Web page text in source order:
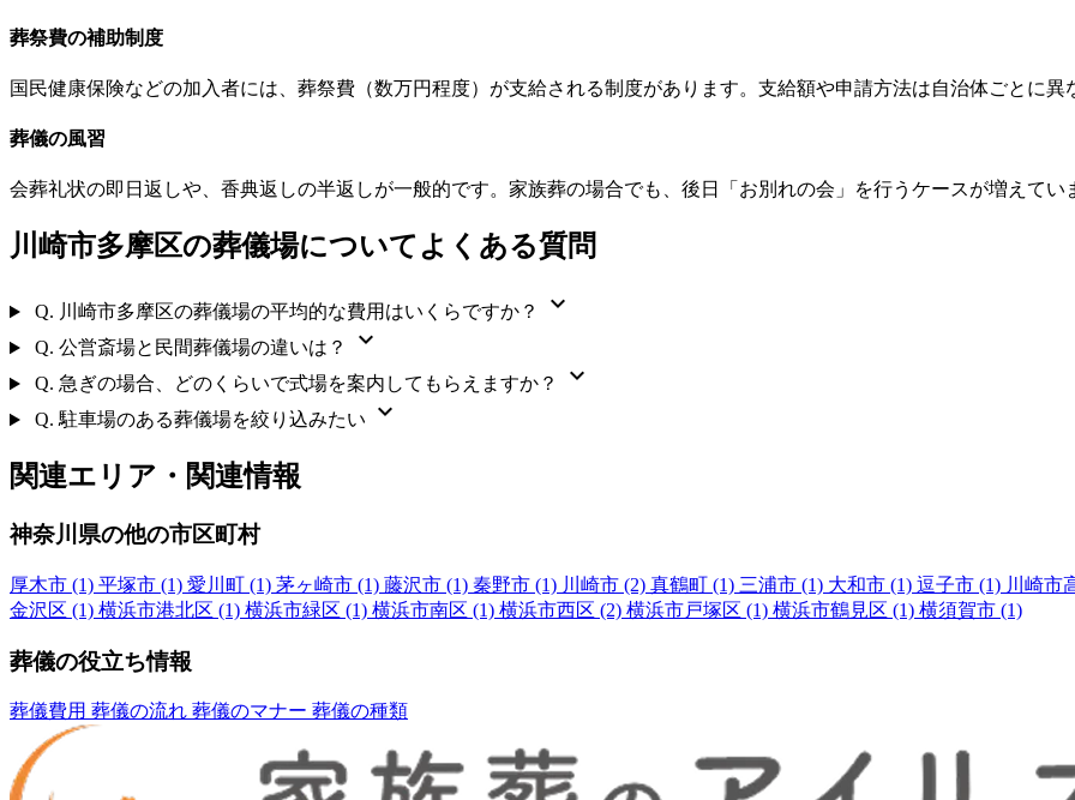
葬祭費の補助制度
国民健康保険などの加入者には、葬祭費（数万円程度）が支給される制度があります。支給額や申請方法は自治体ごとに
葬儀の風習
会葬礼状の即日返しや、香典返しの半返しが一般的です。家族葬の場合でも、後日「お別れの会」を行うケースが増えてい
川崎市多摩区の葬儀場についてよくある質問
Q. 川崎市多摩区の葬儀場の平均的な費用はいくらですか？ expand_more
Q. 公営斎場と民間葬儀場の違いは？ expand_more
Q. 急ぎの場合、どのくらいで式場を案内してもらえますか？ expand_more
Q. 駐車場のある葬儀場を絞り込みたい expand_more
関連エリア・関連情報
神奈川県の他の市区町村
厚木市 (1) 平塚市 (1) 愛川町 (1) 茅ヶ崎市 (1) 藤沢市 (1) 秦野市 (1) 川崎市 (2) 真鶴町 (1) 三浦市 (1) 大和市 (1) 逗子市 (1) 川崎市
金沢区 (1) 横浜市港北区 (1) 横浜市緑区 (1) 横浜市南区 (1) 横浜市西区 (2) 横浜市戸塚区 (1) 横浜市鶴見区 (1) 横須賀市 (1)
葬儀の役立ち情報
葬儀費用 葬儀の流れ 葬儀のマナー 葬儀の種類